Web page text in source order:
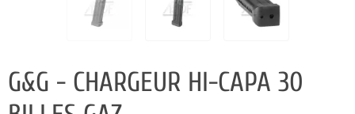
G&G - CHARGEUR HI-CAPA 30